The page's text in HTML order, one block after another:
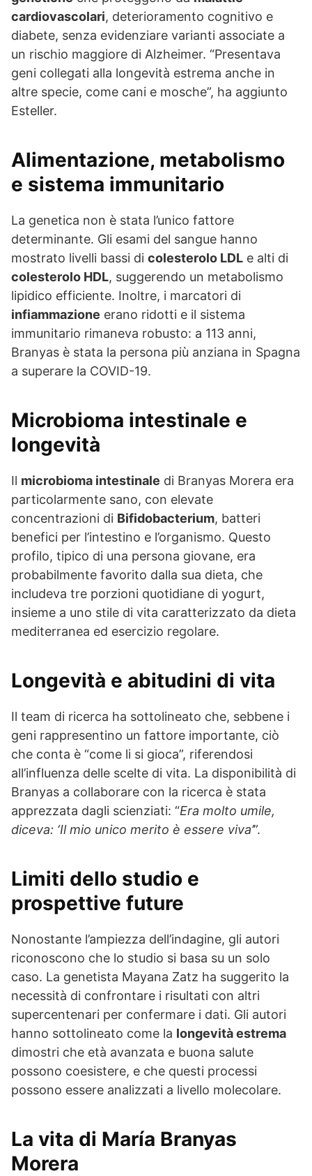
cardiovascolari, deterioramento cognitivo e
diabete, senza evidenziare varianti associate a
un rischio maggiore di Alzheimer. “Presentava
geni collegati alla longevità estrema anche in
altre specie, come cani e mosche”, ha aggiunto
Esteller.
Alimentazione, metabolismo
e sistema immunitario
La genetica non è stata l’unico fattore
determinante. Gli esami del sangue hanno
mostrato livelli bassi di colesterolo LDL e alti di
colesterolo HDL, suggerendo un metabolismo
lipidico efficiente. Inoltre, i marcatori di
infiammazione erano ridotti e il sistema
immunitario rimaneva robusto: a 113 anni,
Branyas è stata la persona più anziana in Spagna
a superare la COVID-19.
Microbioma intestinale e
longevità
Il microbioma intestinale di Branyas Morera era
particolarmente sano, con elevate
concentrazioni di Bifidobacterium, batteri
benefici per l’intestino e l’organismo. Questo
profilo, tipico di una persona giovane, era
probabilmente favorito dalla sua dieta, che
includeva tre porzioni quotidiane di yogurt,
insieme a uno stile di vita caratterizzato da dieta
mediterranea ed esercizio regolare.
Longevità e abitudini di vita
Il team di ricerca ha sottolineato che, sebbene i
geni rappresentino un fattore importante, ciò
che conta è “come li si gioca”, riferendosi
all’influenza delle scelte di vita. La disponibilità di
Branyas a collaborare con la ricerca è stata
apprezzata dagli scienziati: “Era molto umile,
diceva: ‘Il mio unico merito è essere viva’”.
Limiti dello studio e
prospettive future
Nonostante l’ampiezza dell’indagine, gli autori
riconoscono che lo studio si basa su un solo
caso. La genetista Mayana Zatz ha suggerito la
necessità di confrontare i risultati con altri
supercentenari per confermare i dati. Gli autori
hanno sottolineato come la longevità estrema
dimostri che età avanzata e buona salute
possono coesistere, e che questi processi
possono essere analizzati a livello molecolare.
La vita di María Branyas
Morera